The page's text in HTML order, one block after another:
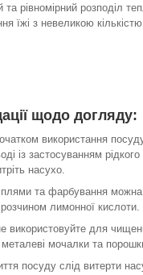
рівномірний розподіл
їжі з невеликою
щодо догляду:
використання
із застосуванням
насухо.
плями та фарбування можна
лимонної кислоти.
використовуйте для
мочалки та
посуду слід витерти